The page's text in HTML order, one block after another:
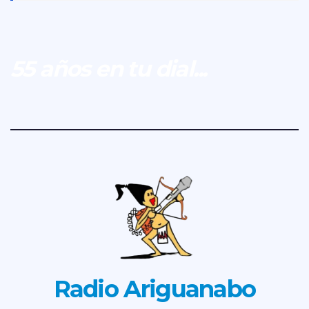
Radio Ariguanabo